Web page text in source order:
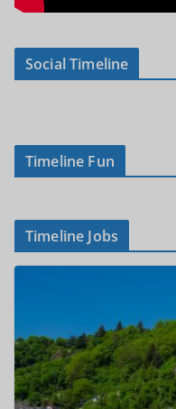
Social Timeline
Timeline Fun
Timeline Jobs